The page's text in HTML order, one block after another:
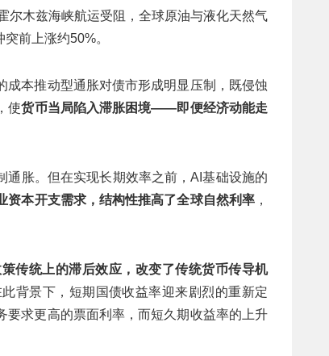
尔木兹海峡航运受阻，全球原油与液化天然气
前上涨约50%。
本推动型通胀对债市形成明显压制，既侵蚀
使货币当局陷入滞胀困境——即便经济动能走
胀。但在实现长期效率之前，AI基础设施的
资本开支需求，结构性推高了全球自然利率 ，
传统上的滞后效应，改变了传统货币传导机
背景下，短期国债收益率迎来剧烈的重新定
求更高的票面利率，而短久期收益率的上升